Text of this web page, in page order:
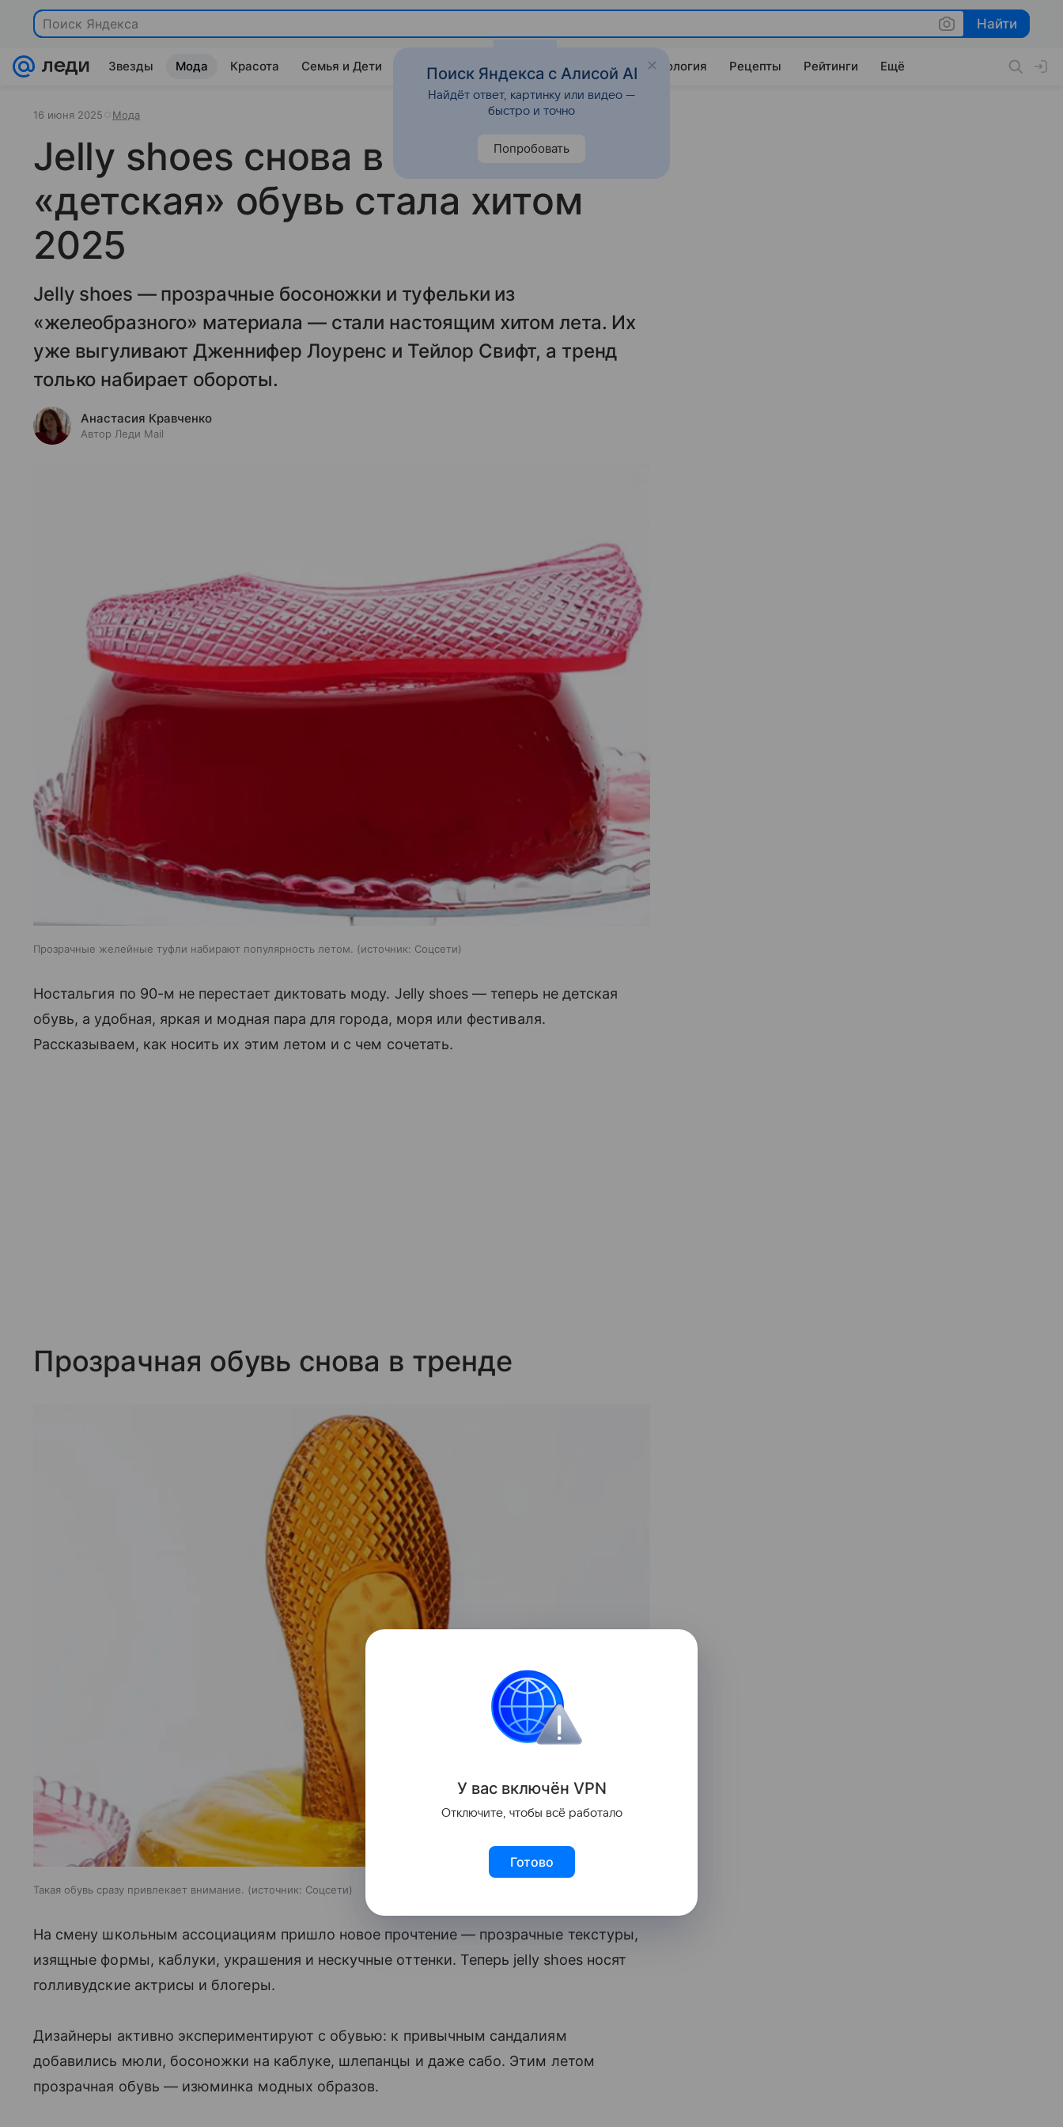
Поиск Яндекса Найти
Найти
Звезды Мода Красота Семья и Дети Дом Гороскопы Стиль жизни Психология Рецепты Рейтинги Ещё
16 июня 2025 Мода
Jelly shoes снова в моде: как
«детская» обувь стала хитом
2025
Jelly shoes — прозрачные босоножки и туфельки из
«желеобразного» материала — стали настоящим хитом лета. Их
уже выгуливают Дженнифер Лоуренс и Тейлор Свифт, а тренд
только набирает обороты.
Анастасия Кравченко
Автор Леди Mail
Прозрачные желейные туфли набирают популярность летом. источник: Соцсети
Ностальгия по 90-м не перестает диктовать моду. Jelly shoes — теперь не детская
обувь, а удобная, яркая и модная пара для города, моря или фестиваля.
Рассказываем, как носить их этим летом и с чем сочетать.
Прозрачная обувь снова в тренде
Такая обувь сразу привлекает внимание. источник: Соцсети
На смену школьным ассоциациям пришло новое прочтение — прозрачные текстуры,
изящные формы, каблуки, украшения и нескучные оттенки. Теперь jelly shoes носят
голливудские актрисы и блогеры.
Дизайнеры активно экспериментируют с обувью: к привычным сандалиям
добавились мюли, босоножки на каблуке, шлепанцы и даже сабо. Этим летом
прозрачная обувь — изюминка модных образов.
У вас включён VPN
Отключите, чтобы всё работало
Готово
Поиск Яндекса с Алисой AI
Найдёт ответ, картинку или видео —
быстро и точно
Попробовать